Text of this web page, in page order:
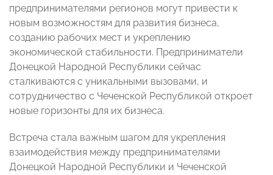
предпринимателями регионов могут привести к
новым возможностям для развития бизнеса,
созданию рабочих мест и укреплению
экономической стабильности. Предприниматели
Донецкой Народной Республики сейчас
сталкиваются с уникальными вызовами, и
сотрудничество с Чеченской Республикой откроет
новые горизонты для их бизнеса.
Встреча стала важным шагом для укрепления
взаимодействия между предпринимателями
Донецкой Народной Республики и Чеченской